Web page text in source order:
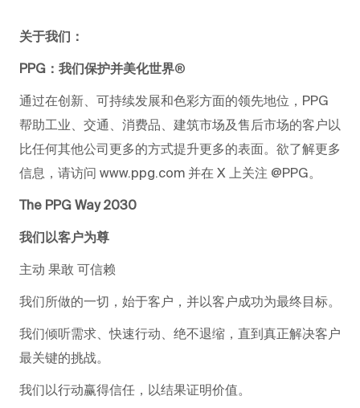
关于我们：
PPG：我们保护并美化世界®
通过在创新、可持续发展和色彩方面的领先地位，PPG
帮助工业、交通、消费品、建筑市场及售后市场的客户以
比任何其他公司更多的方式提升更多的表面。欲了解更多
信息，请访问 www.ppg.com 并在 X 上关注 @PPG。
The PPG Way 2030
我们以客户为尊
主动 果敢 可信赖
我们所做的一切，始于客户，并以客户成功为最终目标。
我们倾听需求、快速行动、绝不退缩，直到真正解决客户
最关键的挑战。
我们以行动赢得信任，以结果证明价值。